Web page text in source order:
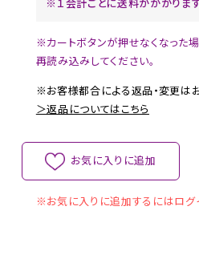
※カートボタンが押せなくなった
再読み込みしてください。
※お客様都合による返品・変更は
＞返品についてはこちら
お気に入りに追加
※お気に入りに追加するにはログ